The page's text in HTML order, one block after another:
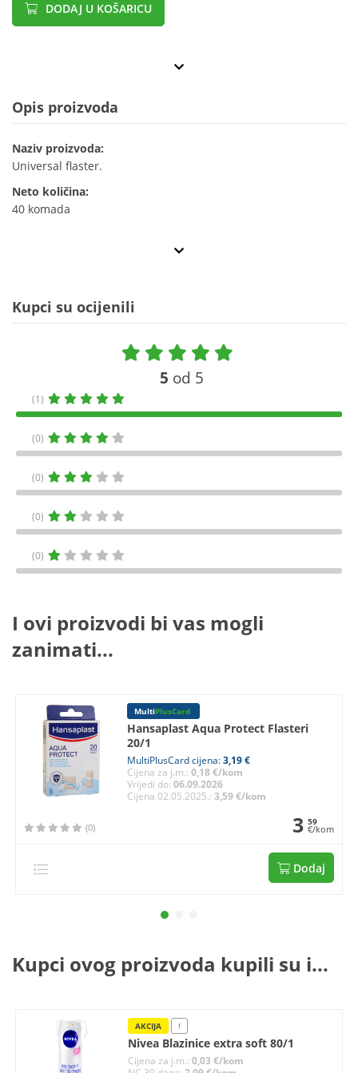
DODAJ U KOŠARICU
Opis proizvoda
Naziv proizvoda:
Universal flaster.
Neto količina:
40 komada
Kupci su ocijenili
5 od 5
(1)
(0)
(0)
(0)
(0)
I ovi proizvodi bi vas mogli
zanimati...
MultiPlusCard
Hansaplast Aqua Protect Flasteri
20/1
MultiPlusCard cijena:3,19 €
Cijena za j.m.:0,18 €/kom
Vrijedi do:06.09.2026
Cijena 02.05.2025.:3,59 €/kom
(0) 3 59
€/kom
Dodaj
Kupci ovog proizvoda kupili su i...
AKCIJA !
Nivea Blazinice extra soft 80/1
Cijena za j.m.:0,03 €/kom